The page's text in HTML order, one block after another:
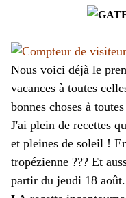
Nous voici déjà le
vacances à toutes
bonnes choses à
J'ai plein de recettes
et pleines de soleil !
tropézienne ??? Et
partir du jeudi 18